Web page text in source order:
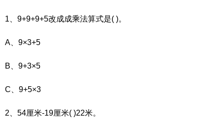
1、9+9+9+5改成成乘法算式是( )。
A、9×3+5
B、9+3×5
C、9+5×3
2、54厘米-19厘米( )22米。